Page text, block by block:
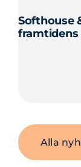
Softhouse
Alla